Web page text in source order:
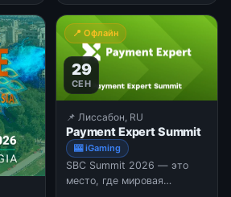
a
связующее звено и
подготовительная площадка
пе📍 Офлайн
29
СЕН
📌 Лиссабон, RU
Payment Expert Summit
🎰 iGaming
SBC Summit 2026 — это
место, где мировая